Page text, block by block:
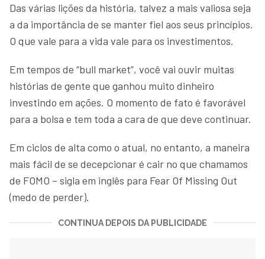
Das várias lições da história, talvez a mais valiosa seja
a da importância de se manter fiel aos seus princípios.
O que vale para a vida vale para os investimentos.
Em tempos de “bull market”, você vai ouvir muitas
histórias de gente que ganhou muito dinheiro
investindo em ações. O momento de fato é favorável
para a bolsa e tem toda a cara de que deve continuar.
Em ciclos de alta como o atual, no entanto, a maneira
mais fácil de se decepcionar é cair no que chamamos
de FOMO – sigla em inglês para Fear Of Missing Out
(medo de perder).
CONTINUA DEPOIS DA PUBLICIDADE